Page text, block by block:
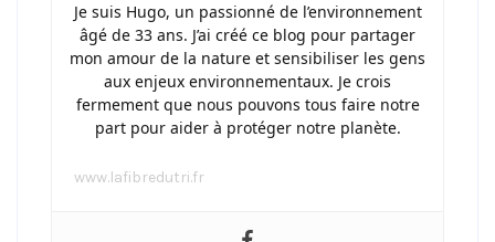
Je suis Hugo, un passionné de l’environnement
âgé de 33 ans. J’ai créé ce blog pour partager
mon amour de la nature et sensibiliser les gens
aux enjeux environnementaux. Je crois
fermement que nous pouvons tous faire notre
part pour aider à protéger notre planète.
www.lafibredutri.fr